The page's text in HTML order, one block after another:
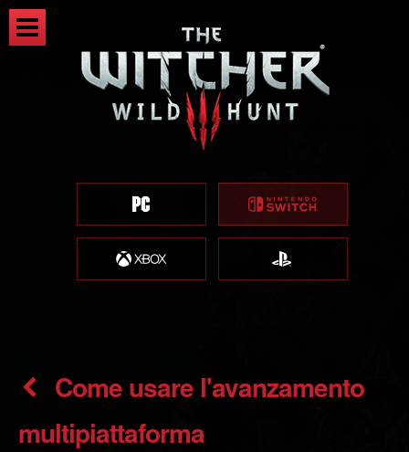
Come usare l'avanzamento
multipiattaforma